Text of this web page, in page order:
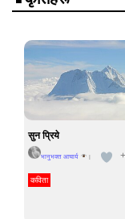
सुन प्रिये
भानुभक्त आचार्य |
कविता